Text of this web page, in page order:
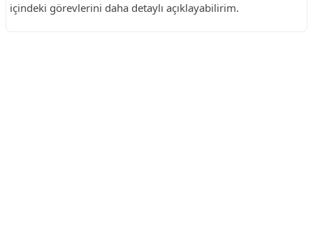
içindeki görevlerini daha detaylı açıklayabilirim.